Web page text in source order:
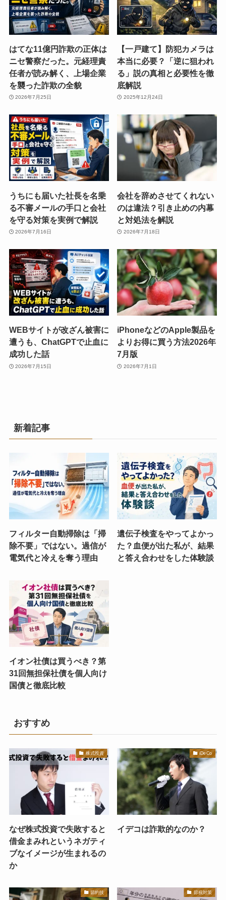
はてな11億円詐欺の正体は
ニセ警察だった。元経理責
任者が読み解く、上場企業
を襲った詐欺の全貌
2026年7月25日
【一戸建て】防犯カメラは
本当に必要？「逆に狙われ
る」説の真相と必要性を徹
底解説
2025年12月24日
うちにも届いた社長を名乗
る不審メールの手口と会社
を守る対策を実例で解説
2026年7月16日
会社を辞めさせてくれない
のは違法？引き止めの内幕
と対処法を解説
2026年7月18日
WEBサイトが改ざん被害に
遭うも、ChatGPTで止血に
成功した話
2026年7月15日
iPhoneなどのApple製品を
よりお得に買う方法2026年
7月版
2026年7月1日
新着記事
フィルター自動掃除は「掃
除不要」ではない。過信が
電気代と冷えを奪う理由
遺伝子検査をやってよかっ
た？血便が出た私が、結果
と答え合わせをした体験談
イオン社債は買うべき？第
31回無担保社債を個人向け
国債と徹底比較
おすすめ
株式投資
なぜ株式投資で失敗すると
借金まみれというネガティ
ブなイメージが生まれるの
か
iDeCo
イデコは詐欺的なのか？
節約技 節税対策